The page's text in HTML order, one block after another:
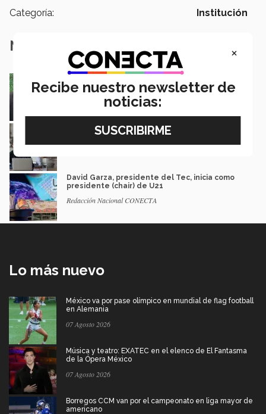
Categoría: Institución
Notas Relacionadas
Presidente del Tec lidera en EU reunión
global de rectores U21
José Longino Torres y Mónica Torres
Avanza igualdad de género en el Tec: hay ya
32% de mujeres directivas
David Garza, presidente del Tec, inicia como
presidente (chair) de U21
Redacción Nacional CONECTA
Lo más nuevo
México va por pase olímpico en mundial de flag football
en Alemania
07 Agosto 2026
Música y teatro: EXATEC en el elenco de El Fantasma
de la Ópera México
07 Agosto 2026
Borregos CCM van por el campeonato en liga mayor de
americano
×
Recibe nuestro newsletter de
noticias: